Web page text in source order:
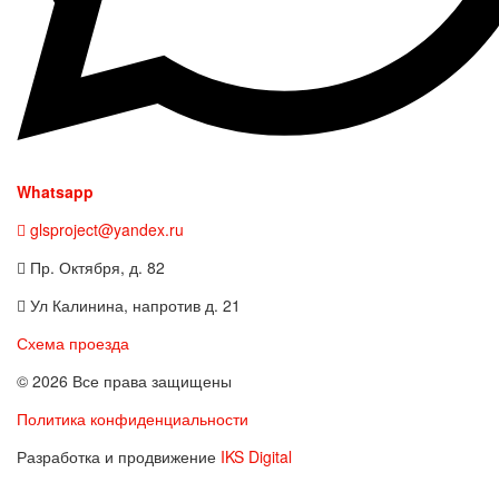
Whatsapp
glsproject@yandex.ru
Пр. Октября, д. 82
Ул Калинина, напротив д. 21
Схема проезда
© 2026 Все права защищены
Политика конфиденциальности
Разработка и продвижение IKS Digital